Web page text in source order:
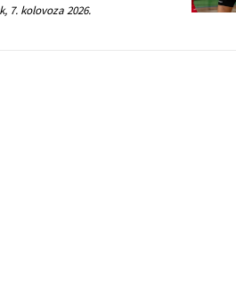
7. kolovoza 2026.